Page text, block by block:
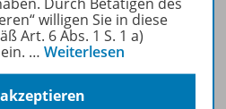
willigen Sie in diese
Art. 6 Abs. 1 S. 1 a)
… Weiterlesen